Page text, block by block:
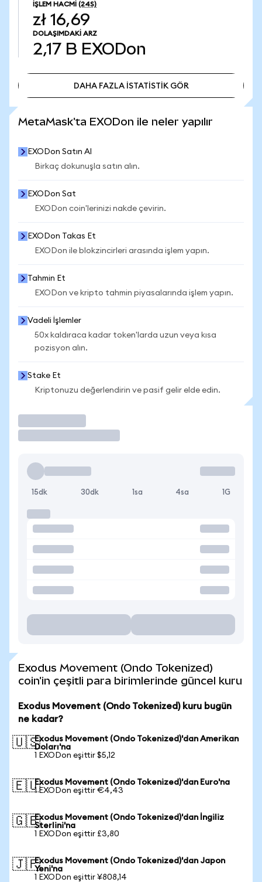
İŞLEM HACMI (24S)
zł 16,69
DOLAŞIMDAKI ARZ
2,17 B EXODon
DAHA FAZLA İSTATİSTİK GÖR
MetaMask'ta EXODon ile neler yapılır
EXODon Satın Al
Birkaç dokunuşla satın alın.
EXODon Sat
EXODon coin'lerinizi nakde çevirin.
EXODon Takas Et
EXODon ile blokzincirleri arasında işlem yapın.
Tahmin Et
EXODon ve kripto tahmin piyasalarında işlem yapın.
Vadeli İşlemler
50x kaldıraca kadar token'larda uzun veya kısa
pozisyon alın.
Stake Et
Kriptonuzu değerlendirin ve pasif gelir elde edin.
15dk 30dk 1sa 4sa 1G
Exodus Movement (Ondo Tokenized)
coin'in çeşitli para birimlerinde güncel kuru
Exodus Movement (Ondo Tokenized) kuru bugün
ne kadar?
🇺🇸Exodus Movement (Ondo Tokenized)'dan Amerikan
Doları'na
1 EXODon eşittir $5,12
🇪🇺Exodus Movement (Ondo Tokenized)'dan Euro'na
1 EXODon eşittir €4,43
🇬🇧Exodus Movement (Ondo Tokenized)'dan İngiliz
Sterlini'na
1 EXODon eşittir £3,80
🇯🇵Exodus Movement (Ondo Tokenized)'dan Japon
Yeni'na
1 EXODon eşittir ¥808,14